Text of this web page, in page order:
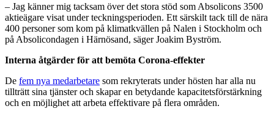
– Jag känner mig tacksam över det stora stöd som Absolicons 3500
aktieägare visat under teckningsperioden. Ett särskilt tack till de nära
400 personer som kom på klimatkvällen på Nalen i Stockholm och
på Absolicondagen i Härnösand, säger Joakim Byström.
Interna åtgärder för att bemöta Corona-effekter
De fem nya medarbetare som rekryterats under hösten har alla nu
tillträtt sina tjänster och skapar en betydande kapacitetsförstärkning
och en möjlighet att arbeta effektivare på flera områden.